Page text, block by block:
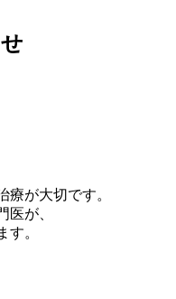
療が大切です。
医が、
す。